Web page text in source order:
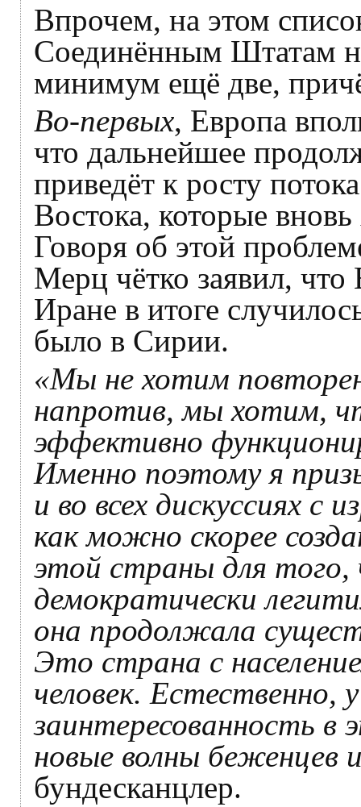
Впрочем, на этом
Соединённым Штатам
минимум ещё две,
Во-первых, Европа
что дальнейшее
приведёт к росту
Востока, которые
Говоря об этой
Мерц чётко заявил, что
Иране в итоге
было в Сирии.
«Мы не хотим
напротив, мы хотим,
эффективно
Именно поэтому я
и во всех дискуссиях с
как можно скорее
этой страны для того,
демократически
она продолжала
Это страна с
человек. Естественно,
заинтересованность
новые волны беженцев
бундесканцлер.